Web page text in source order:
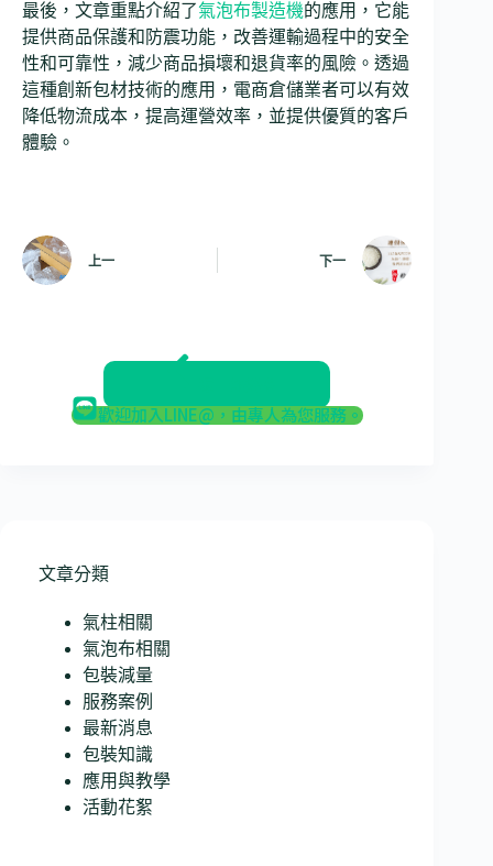
最後，文章重點介紹了氣泡布製造機的應用，它能
提供商品保護和防震功能，改善運輸過程中的安全
性和可靠性，減少商品損壞和退貨率的風險。透過
這種創新包材技術的應用，電商倉儲業者可以有效
降低物流成本，提高運營效率，並提供優質的客戶
體驗。
上一 下一
歡迎加入LINE@，由專人為您服務。
文章分類
氣柱相關
氣泡布相關
包裝減量
服務案例
最新消息
包裝知識
應用與教學
活動花絮